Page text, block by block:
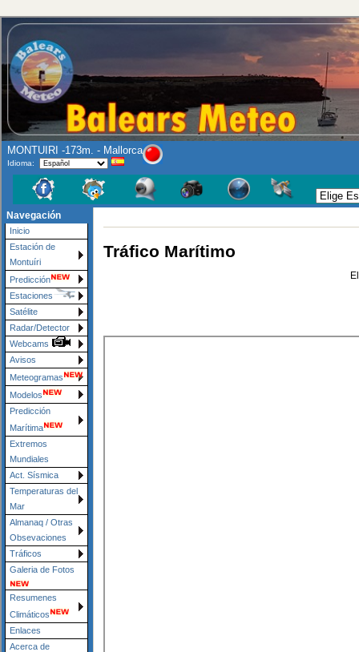
MONTUIRI -173m. - Mallorca
Idioma:
Navegación
Inicio
Estación de
Montuíri
Predicción
Estaciones
Satélite
Radar/Detector
Webcams
Avisos
Meteogramas
Modelos
Predicción
Marítima
Extremos
Mundiales
Act. Sísmica
Temperaturas del
Mar
Almanaq / Otras
Obsevaciones
Tráficos
Galeria de Fotos
Resumenes
Climáticos
Enlaces
Acerca de
Tráfico Marítimo